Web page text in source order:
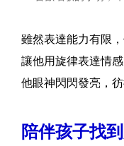
雖然表達能力有限
讓他用旋律表達情
他眼神閃閃發亮，
陪伴孩子找